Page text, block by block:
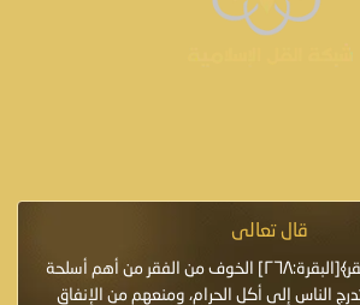
قال تعالى
﴿الشيطان يعِدُكم الفقر﴾[البقرة:٢٦٨] الخوف من الفقر من أهم أسلحة
الناس إلى أكل الحرام، ومنعهم من الإنفاق